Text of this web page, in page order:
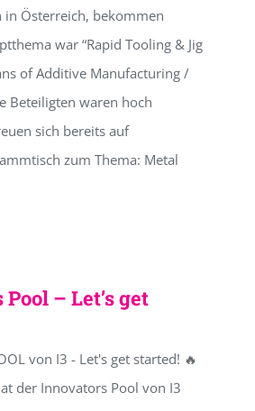
in Österreich, bekommen
war “Rapid Tooling & Jig
of Additive Manufacturing /
Beteiligten waren hoch
sich bereits auf
zum Thema: Metal
– Let’s get
von I3 - Let's get started! 🔥
der Innovators Pool von I3